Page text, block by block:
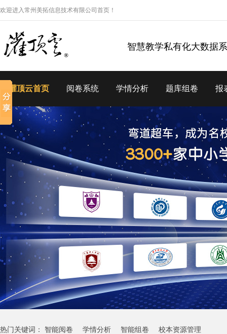
欢迎进入常州美拓信息技术有限公司首页！
智慧教学私有化大数据
灌顶云首页 阅卷系统 学情分析 题库组卷 报
热门关键词： 智能阅卷 学情分析 智能组卷 校本资源管理